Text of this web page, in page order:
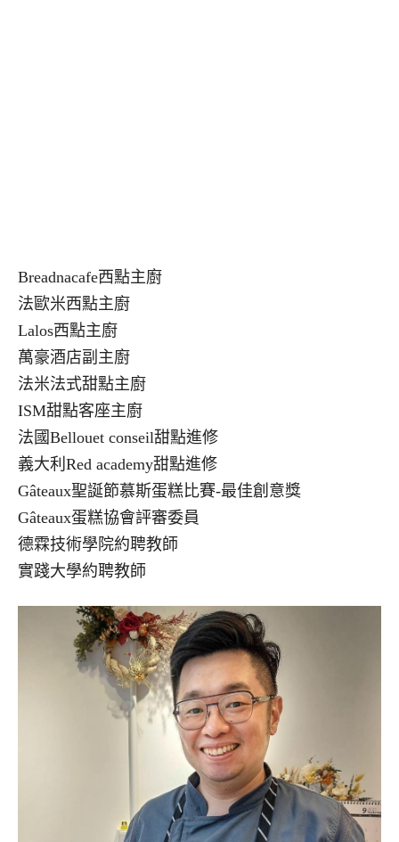
Breadnacafe西點主廚
法歐米西點主廚
Lalos西點主廚
萬豪酒店副主廚
法米法式甜點主廚
ISM甜點客座主廚
法國Bellouet conseil甜點進修
義大利Red academy甜點進修
Gâteaux聖誕節慕斯蛋糕比賽-最佳創意獎
Gâteaux蛋糕協會評審委員
德霖技術學院約聘教師
實踐大學約聘教師